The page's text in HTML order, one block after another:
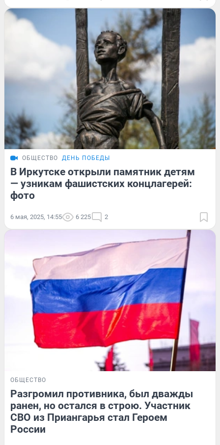
ОБЩЕСТВО ДЕНЬ ПОБЕДЫ
В Иркутске открыли памятник детям
— узникам фашистских концлагерей:
фото
6 мая, 2025, 14:55 6 225 2
ОБЩЕСТВО
Разгромил противника, был дважды
ранен, но остался в строю. Участник
СВО из Приангарья стал Героем
России